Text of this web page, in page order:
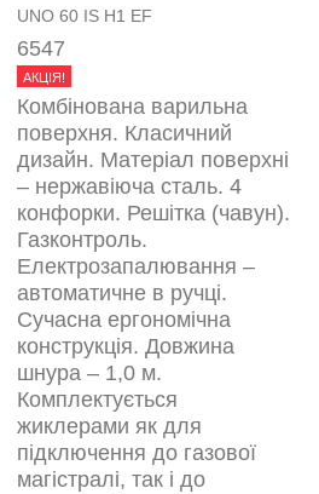
UNO 60 IS H1 EF
6547
АКЦІЯ!
Комбінована варильна
поверхня. Класичний
дизайн. Матеріал поверхні
– нержавіюча сталь. 4
конфорки. Решітка (чавун).
Газконтроль.
Електрозапалювання –
автоматичне в ручці.
Сучасна ергономічна
конструкція. Довжина
шнура – 1,0 м.
Комплектується
жиклерами як для
підключення до газової
магістралі, так і до